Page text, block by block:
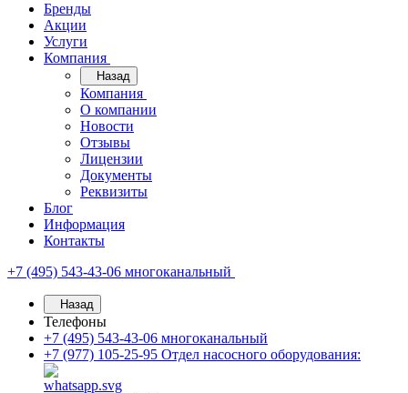
Бренды
Акции
Услуги
Компания
Назад
Компания
О компании
Новости
Отзывы
Лицензии
Документы
Реквизиты
Блог
Информация
Контакты
+7 (495) 543-43-06 многоканальный
Назад
Телефоны
+7 (495) 543-43-06 многоканальный
+7 (977) 105-25-95 Отдел насосного оборудования: